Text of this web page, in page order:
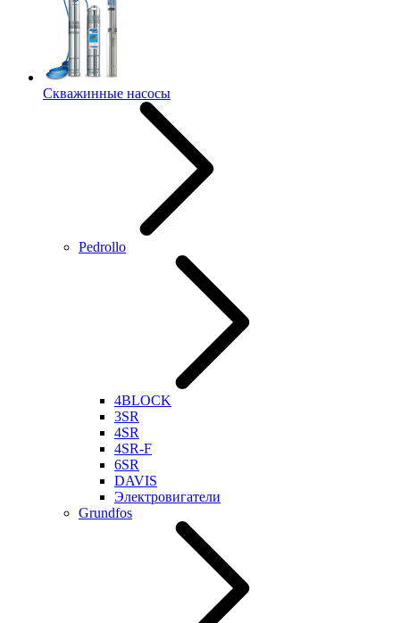
Скважинные насосы
Pedrollo
4BLOCK
3SR
4SR
4SR-F
6SR
DAVIS
Электровигатели
Grundfos